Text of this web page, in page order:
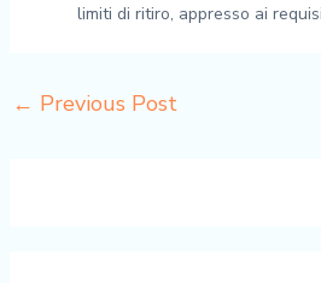
limiti di ritiro, appresso ai
← Previous Post